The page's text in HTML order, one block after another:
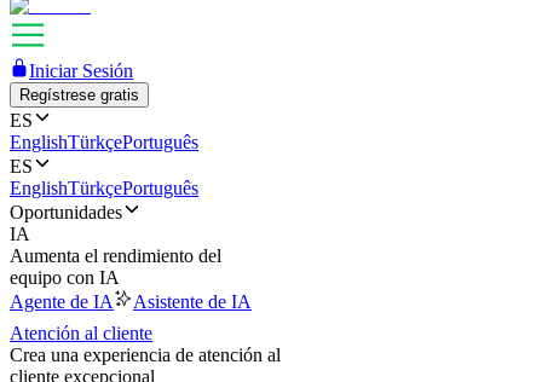
Iniciar Sesión
Regístrese gratis
ES
EnglishTürkçePortuguês
ES
EnglishTürkçePortuguês
Oportunidades
IA
Aumenta el rendimiento del
equipo con IA
Agente de IA
Asistente de IA
Atención al cliente
Crea una experiencia de atención al
cliente excepcional